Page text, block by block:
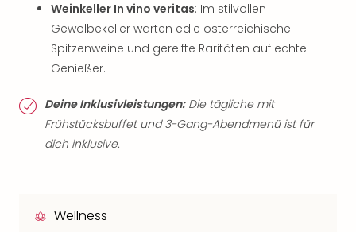
Weinkeller In vino veritas: Im stilvollen
Gewölbekeller warten edle österreichische
Spitzenweine und gereifte Raritäten auf echte
Genießer.
Deine Inklusivleistungen:Die tägliche mit
Frühstücksbuffet und 3-Gang-Abendmenü ist für
dich inklusive.
Wellness